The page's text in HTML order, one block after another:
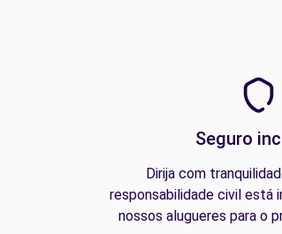
Seguro
Dirija com
responsabilidade civil está
nossos alugueres para o